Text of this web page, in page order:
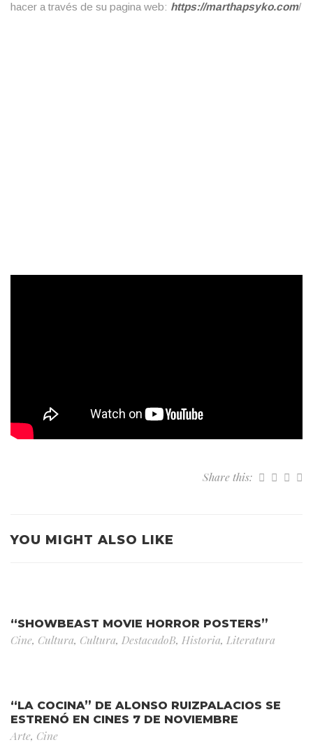
hacer a través de su pagina web: https://marthapsyko.com/
Share this:
YOU MIGHT ALSO LIKE
“SHOWBEAST MOVIE HORROR POSTERS”
Cine, Cultura, Cultura, DestacadoB, Historia, Literatura
“LA COCINA” DE ALONSO RUIZPALACIOS SE
ESTRENÓ EN CINES 7 DE NOVIEMBRE
Arte, Cine